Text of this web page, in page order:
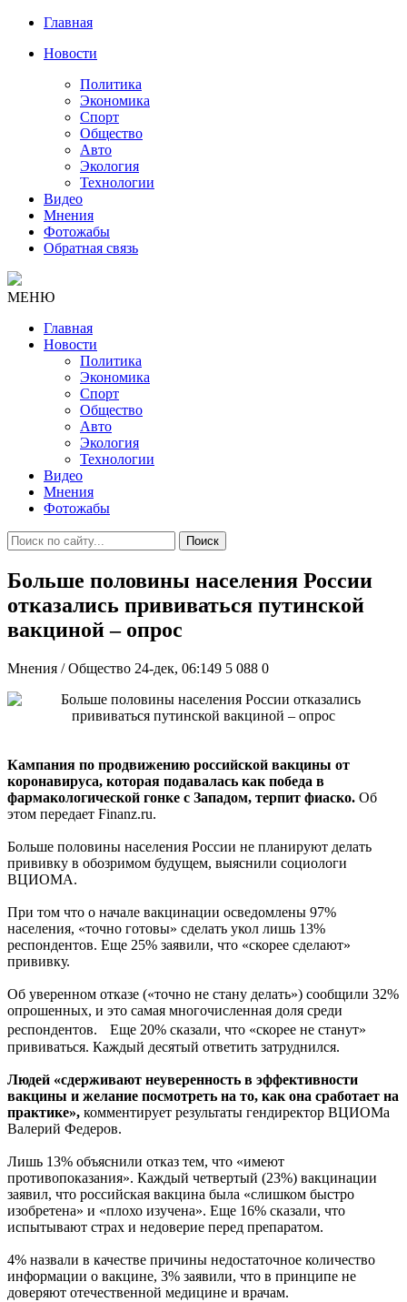
Главная
Новости
Политика
Экономика
Спорт
Общество
Авто
Экология
Технологии
Видео
Мнения
Фотожабы
Обратная связь
МЕНЮ
Главная
Новости
Политика
Экономика
Спорт
Общество
Авто
Экология
Технологии
Видео
Мнения
Фотожабы
Поиск
Больше половины населения России
отказались прививаться путинской
вакциной – опрос
Мнения / Общество 24-дек, 06:149 5 088 0
Кампания по продвижению российской вакцины от
коронавируса, которая подавалась как победа в
фармакологической гонке с Западом, терпит фиаско. Об
этом передает Finanz.ru.
Больше половины населения России не планируют делать
прививку в обозримом будущем, выяснили социологи
ВЦИОМА.
При том что о начале вакцинации осведомлены 97%
населения, «точно готовы» сделать укол лишь 13%
респондентов. Еще 25% заявили, что «скорее сделают»
прививку.
Об уверенном отказе («точно не стану делать») сообщили 32%
опрошенных, и это самая многочисленная доля среди
респондентов. Еще 20% сказали, что «скорее не станут»
прививаться. Каждый десятый ответить затруднился.
Людей «cдерживают неуверенность в эффективности
вакцины и желание посмотреть на то, как она сработает на
практике», комментирует результаты гендиректор ВЦИОМа
Валерий Федеров.
Лишь 13% объяснили отказ тем, что «имеют
противопоказания». Каждый четвертый (23%) вакцинации
заявил, что российская вакцина была «слишком быстро
изобретена» и «плохо изучена». Еще 16% сказали, что
испытывают страх и недоверие перед препаратом.
4% назвали в качестве причины недостаточное количество
информации о вакцине, 3% заявили, что в принципе не
доверяют отечественной медицине и врачам.